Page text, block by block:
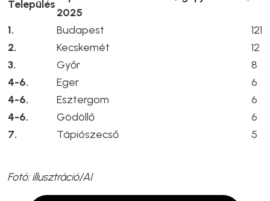
Település
2025
1.
Budapest
121
2.
Kecskemét
12
3.
Győr
8
4-6.
Eger
6
4-6.
Esztergom
6
4-6.
Gödöllő
6
7.
Tápiószecső 5
Fotó: illusztráció/AI